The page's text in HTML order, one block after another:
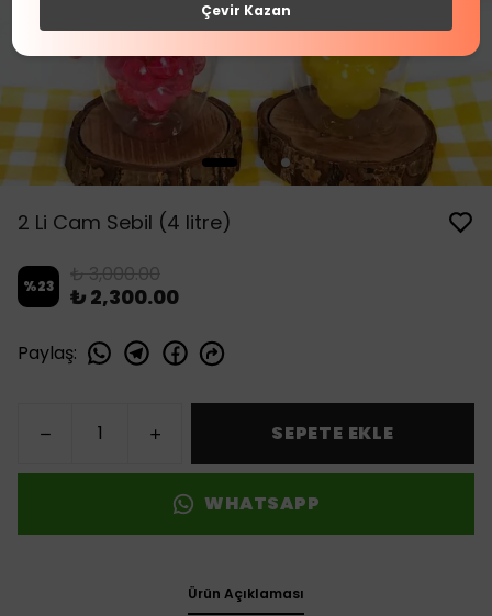
2 Li Cam Sebil (4 litre)
%23 ₺ 3,000.00
₺ 2,300.00
Paylaş:
SEPETE EKLE
WHATSAPP
Ürün Açıklaması
Çevir Kazan